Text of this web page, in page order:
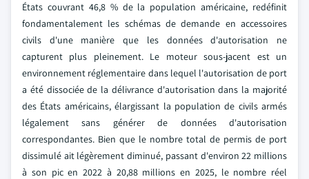
États couvrant 46,8 % de la population américaine, redéfinit
fondamentalement les schémas de demande en accessoires
civils d'une manière que les données d'autorisation ne
capturent plus pleinement. Le moteur sous-jacent est un
environnement réglementaire dans lequel l'autorisation de port
a été dissociée de la délivrance d'autorisation dans la majorité
des États américains, élargissant la population de civils armés
légalement sans générer de données d'autorisation
correspondantes. Bien que le nombre total de permis de port
dissimulé ait légèrement diminué, passant d'environ 22 millions
à son pic en 2022 à 20,88 millions en 2025, le nombre réel